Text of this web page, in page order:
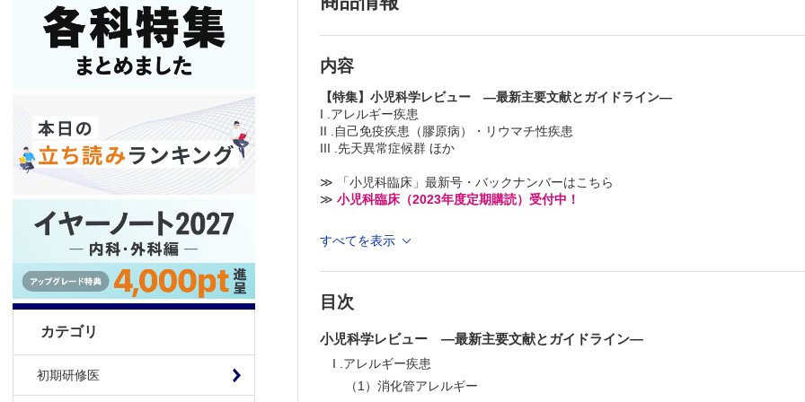
カテゴリ
初期研修医
膀胱膣瘻との鑑別を要したvaginal refluxの乳児例
肺炎治療終了後の造影CTで先天性肺気道奇形を否定できた
当院における小児嵌頓包茎の臨床的特徴
小児科専門医を目指す人のための Q＆Aで読み解く 分野別
ミナー
日々のつぶやき―傷害制御考（第16回）
内容
【特集】小児科学レビュー —最新主要文献とガイドライン—
I .アレルギー疾患
II .自己免疫疾患（膠原病）・リウマチ性疾患
III .先天異常症候群 ほか
≫ 「小児科臨床」最新号・バックナンバーはこちら
≫ 小児科臨床（2023年度定期購読）受付中！
※本製品はPCでの閲覧も可能です。
製品のご購入後、「購入済ライセンス一覧」より、オンライン環境で閲覧可能なPDF
すべてを表示
目次
小児科学レビュー —最新主要文献とガイドライン—
I .アレルギー疾患
（1）消化管アレルギー